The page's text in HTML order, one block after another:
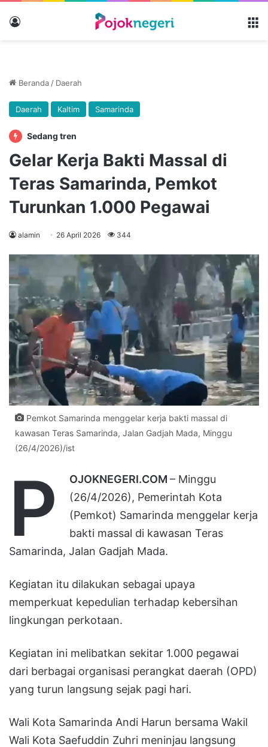
Beranda / Daerah
Daerah Kaltim Samarinda
Sedang tren
Gelar Kerja Bakti Massal di
Teras Samarinda, Pemkot
Turunkan 1.000 Pegawai
alamin 26 April 2026 344
Pemkot Samarinda menggelar kerja bakti massal di
kawasan Teras Samarinda, Jalan Gadjah Mada, Minggu
(26/4/2026)/ist
P OJOKNEGERI.COM – Minggu
(26/4/2026), Pemerintah Kota
(Pemkot) Samarinda menggelar kerja
bakti massal di kawasan Teras
Samarinda, Jalan Gadjah Mada.
Kegiatan itu dilakukan sebagai upaya
memperkuat kepedulian terhadap kebersihan
lingkungan perkotaan.
Kegiatan ini melibatkan sekitar 1.000 pegawai
dari berbagai organisasi perangkat daerah (OPD)
yang turun langsung sejak pagi hari.
Wali Kota Samarinda Andi Harun bersama Wakil
Wali Kota Saefuddin Zuhri meninjau langsung